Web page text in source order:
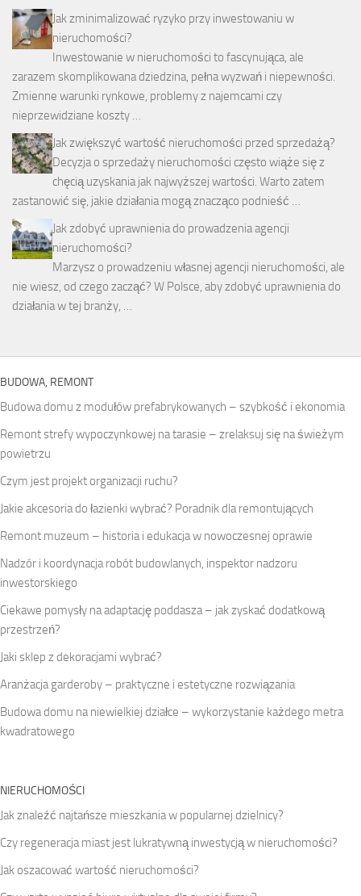
Jak zminimalizować ryzyko przy inwestowaniu w
nieruchomości?
Inwestowanie w nieruchomości to fascynująca, ale
zarazem skomplikowana dziedzina, pełna wyzwań i niepewności.
Zmienne warunki rynkowe, problemy z najemcami czy
nieprzewidziane koszty …
Jak zwiększyć wartość nieruchomości przed sprzedażą?
Decyzja o sprzedaży nieruchomości często wiąże się z
chęcią uzyskania jak najwyższej wartości. Warto zatem
zastanowić się, jakie działania mogą znacząco podnieść …
Jak zdobyć uprawnienia do prowadzenia agencji
nieruchomości?
Marzysz o prowadzeniu własnej agencji nieruchomości, ale
nie wiesz, od czego zacząć? W Polsce, aby zdobyć uprawnienia do
działania w tej branży, …
BUDOWA, REMONT
Budowa domu z modułów prefabrykowanych – szybkość i ekonomia
Remont strefy wypoczynkowej na tarasie – zrelaksuj się na świeżym
powietrzu
Czym jest projekt organizacji ruchu?
Jakie akcesoria do łazienki wybrać? Poradnik dla remontujących
Remont muzeum – historia i edukacja w nowoczesnej oprawie
Nadzór i koordynacja robót budowlanych, inspektor nadzoru
inwestorskiego
Ciekawe pomysły na adaptację poddasza – jak zyskać dodatkową
przestrzeń?
Jaki sklep z dekoracjami wybrać?
Aranżacja garderoby – praktyczne i estetyczne rozwiązania
Budowa domu na niewielkiej działce – wykorzystanie każdego metra
kwadratowego
NIERUCHOMOŚCI
Jak znaleźć najtańsze mieszkania w popularnej dzielnicy?
Czy regeneracja miast jest lukratywną inwestycją w nieruchomości?
Jak oszacować wartość nieruchomości?